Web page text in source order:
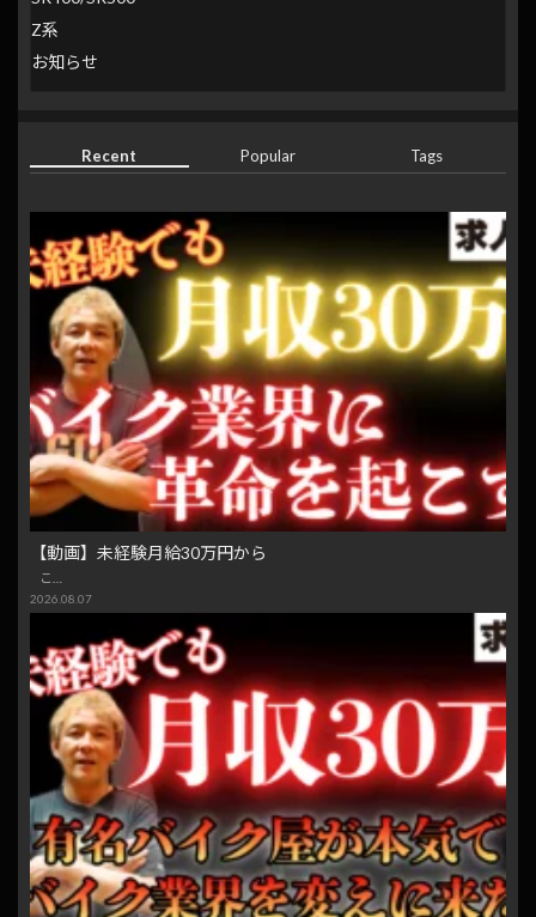
Z系
お知らせ
Recent Popular Tags
【動画】未経験月給30万円から
こ…
2026.08.07